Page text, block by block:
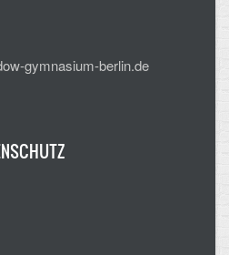
gymnasium-berlin.de